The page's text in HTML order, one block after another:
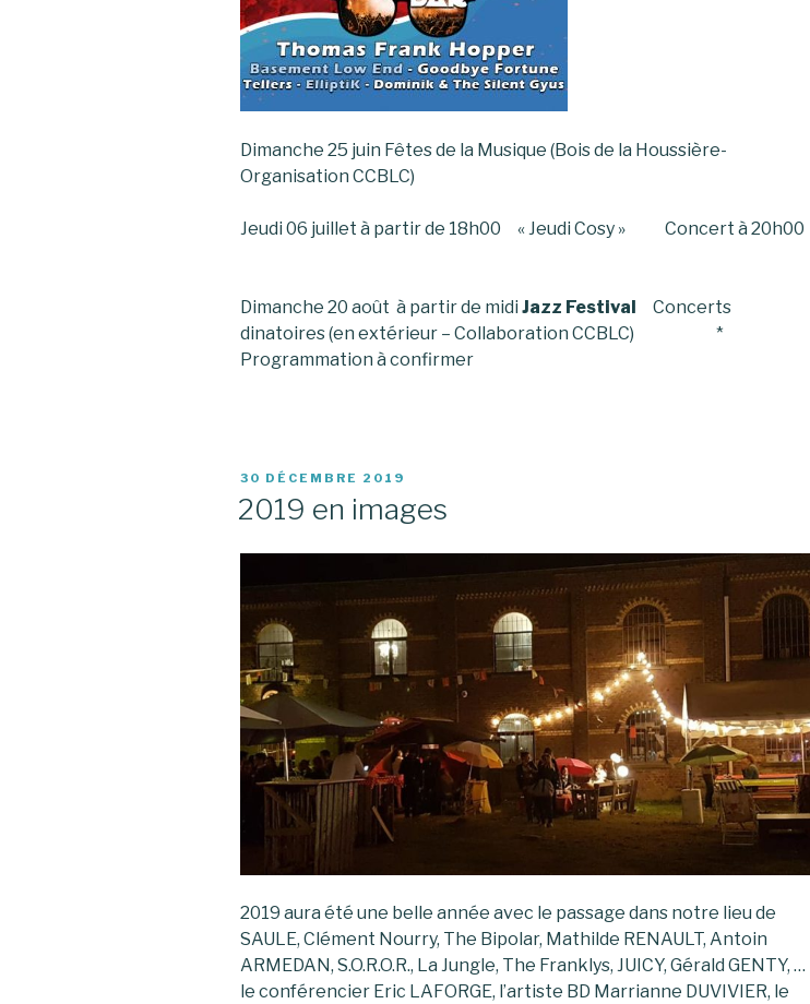
Dimanche 25 juin Fêtes de la Musique (Bois de la Houssière-
Organisation CCBLC)
Jeudi 06 juillet à partir de 18h00 « Jeudi Cosy » Concert à 20h00
Dimanche 20 août à partir de midi Jazz Festival
Concerts
dinatoires (en extérieur – Collaboration CCBLC) *
Programmation à confirmer
PUBLIÉ
30 DÉCEMBRE 2019
2019 en images
2019 aura été une belle année avec le passage dans notre lieu de
SAULE, Clément Nourry, The Bipolar, Mathilde RENAULT, Antoin
ARMEDAN, S.O.R.O.R., La Jungle, The Franklys, JUICY, Gérald GENTY, …
le conférencier Eric LAFORGE, l’artiste BD Marrianne DUVIVIER, le